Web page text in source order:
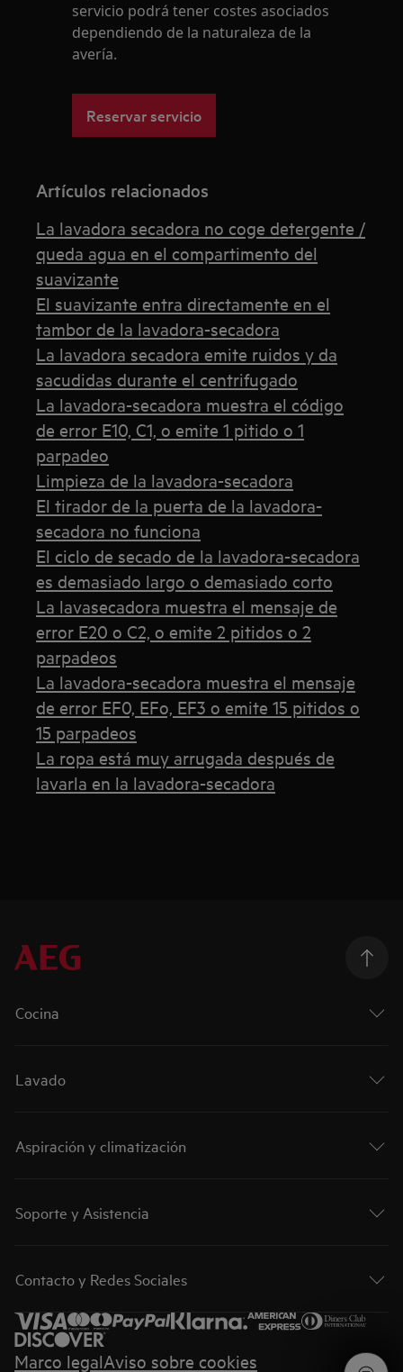
servicio podrá tener costes asociados
dependiendo de la naturaleza de la
avería.
Reservar servicio
Artículos relacionados
La lavadora secadora no coge detergente /
queda agua en el compartimento del
suavizante
El suavizante entra directamente en el
tambor de la lavadora-secadora
La lavadora secadora emite ruidos y da
sacudidas durante el centrifugado
La lavadora-secadora muestra el código
de error E10, C1, o emite 1 pitido o 1
parpadeo
Limpieza de la lavadora-secadora
El tirador de la puerta de la lavadora-
secadora no funciona
El ciclo de secado de la lavadora-secadora
es demasiado largo o demasiado corto
La lavasecadora muestra el mensaje de
error E20 o C2, o emite 2 pitidos o 2
parpadeos
La lavadora-secadora muestra el mensaje
de error EF0, EFo, EF3 o emite 15 pitidos o
15 parpadeos
La ropa está muy arrugada después de
lavarla en la lavadora-secadora
Cocina
Lavado
Aspiración y climatización
Soporte y Asistencia
Contacto y Redes Sociales
Marco legalAviso sobre cookies